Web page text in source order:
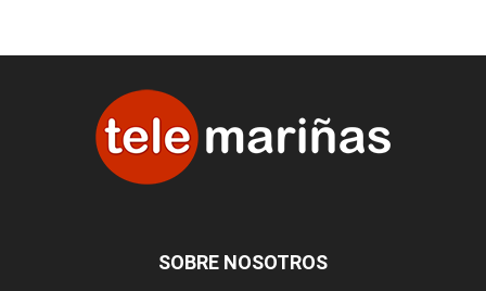
SOBRE NOSOTROS